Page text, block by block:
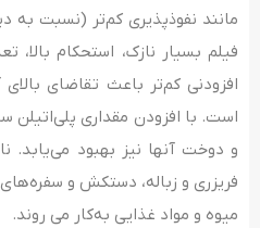
مانند نفوذپذیری کم‌تر (نسبت به
فیلم بسیار نازک، استحکام بالا،
افزودنی کم‌تر باعث تقاضای
است. با افزودن مقداری
و دوخت آنها نیز بهبود
فریزری و زباله، دستکش و
میوه و مواد غذایی به‌کار می روند.